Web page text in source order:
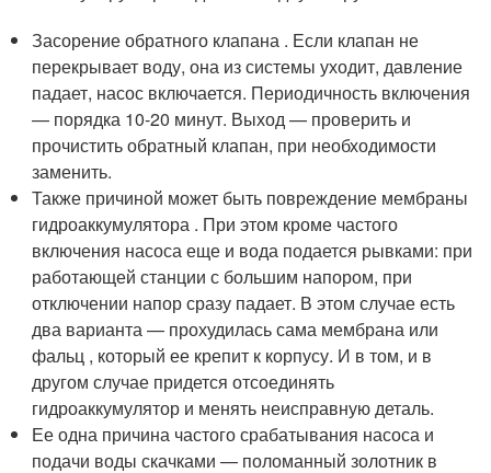
Засорение обратного клапана . Если клапан не
перекрывает воду, она из системы уходит, давление
падает, насос включается. Периодичность включения
— порядка 10-20 минут. Выход — проверить и
прочистить обратный клапан, при необходимости
заменить.
Также причиной может быть повреждение мембраны
гидроаккумулятора . При этом кроме частого
включения насоса еще и вода подается рывками: при
работающей станции с большим напором, при
отключении напор сразу падает. В этом случае есть
два варианта — прохудилась сама мембрана или
фальц , который ее крепит к корпусу. И в том, и в
другом случае придется отсоединять
гидроаккумулятор и менять неисправную деталь.
Ее одна причина частого срабатывания насоса и
подачи воды скачками — поломанный золотник в